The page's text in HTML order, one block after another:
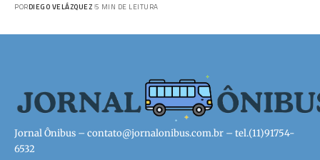
PORDIEGO VELÁZQUEZ 5 MIN DE LEITURA
Jornal Ônibus – contato@jornalonibus.com.br – tel.(11)91754-
6532